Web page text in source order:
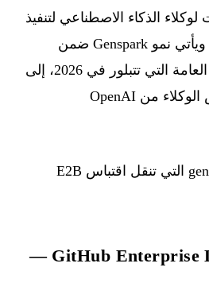
الذكاء الاصطناعي لتنفيذ
كود المستخدم بأمان. ويأتي نمو Genspark ضمن
موجة منصات الوكلاء العامة التي تتبلور في 2026، إلى
جانب Manus وعروض الوكلاء من OpenAI
GitHub Enterprise Live Migrations —